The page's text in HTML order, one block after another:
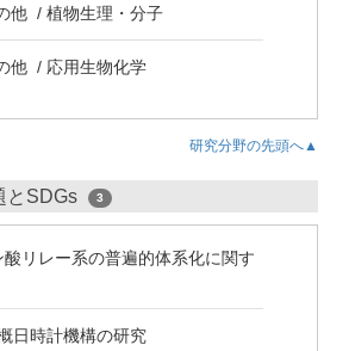
他 / 植物生理・分子
他 / 応用生物化学
研究分野の先頭へ▲
とSDGs 3
酸リレー系の普遍的体系化に関す
日時計機構の研究